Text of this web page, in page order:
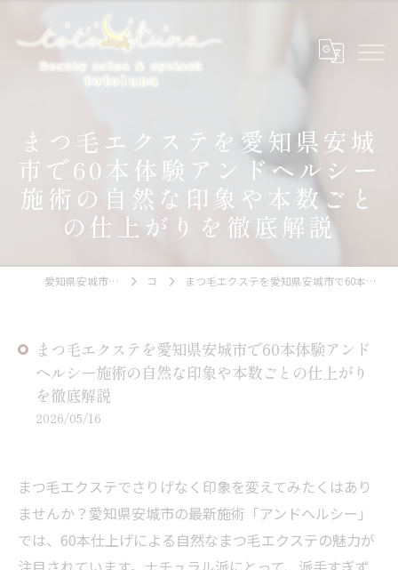
まつ毛エクステを愛知県安城
市で60本体験アンドヘルシー
施術の自然な印象や本数ごと
の仕上がりを徹底解説
愛知県安城市のアイラッシュならtotoluna コラム まつ毛エクステを愛知県安城市で60本体験アンドヘルシー施術の自然な印象や本数ごとの仕上がりを徹底解説
まつ毛エクステを愛知県安城市で60本体験アンド
ヘルシー施術の自然な印象や本数ごとの仕上がり
を徹底解説
2026/05/16
まつ毛エクステでさりげなく印象を変えてみたくはあり
ませんか？愛知県安城市の最新施術「アンドヘルシー」
では、60本仕上げによる自然なまつ毛エクステの魅力が